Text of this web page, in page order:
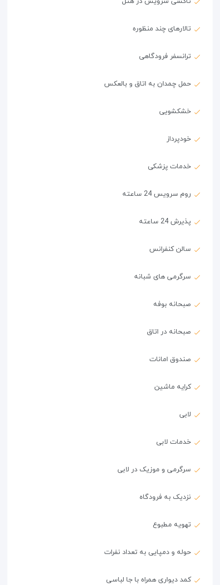
تالارهای چند منظوره
ترانسفر فرودگاهی
حمل چمدان به اتاق و بالعکس
خشکشویی
خودپرداز
خدمات پزشکی
روم سرویس 24 ساعته
پذیرش 24 ساعته
سالن کنفرانس
سرگرمی های شبانه
صبحانه بوفه
صبحانه در اتاق
صندوق امانات
کرایه ماشین
لابی
خدمات لابی
سرگرمی و موزیک در لابی
نزدیک به فرودگاه
تهویه مطبوع
حوله و دمپایی به تعداد نفرات
کمد دیواری همراه با جا لباسی